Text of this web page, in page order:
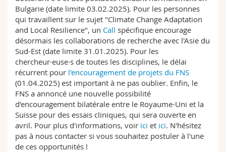
Bulgarie (date limite 03.02.2025). Pour les personnes
qui travaillent sur le sujet "Climate Change Adaptation
and Local Resilience", un Call spécifique encourage
désormais les collaborations de recherche avec l'Asie du
Sud-Est (date limite 31.01.2025). Pour les
chercheur·euse·s de toutes les disciplines, le délai
récurrent pour l'encouragement de projets du FNS
(01.04.2025) est important à ne pas oublier. Enfin, le
FNS a annoncé une nouvelle possibilité
d'encouragement bilatérale entre le Royaume-Uni et la
Suisse pour des essais cliniques, qui sera ouverte en
avril. Pour plus d'informations, voir ici et ici. N'hésitez
pas à nous contacter si vous souhaitez postuler à l'une
de ces opportunités !